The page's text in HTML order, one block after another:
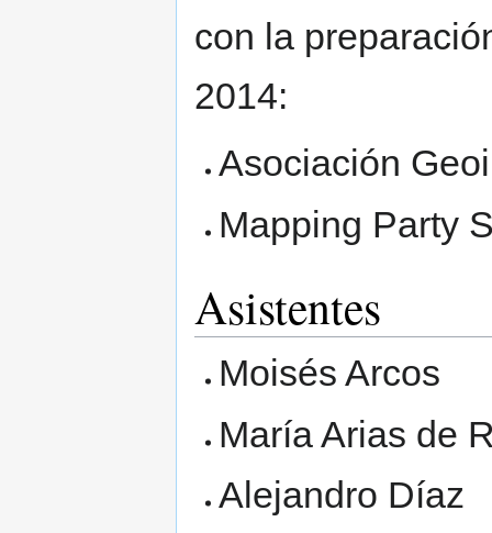
con la
2014:
Asociación
Mapping Party
Asistentes
Moisés Arcos
María Arias de
Alejandro Díaz